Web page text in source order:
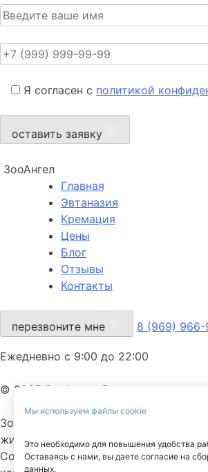
Я согласен с политикой
оставить заявку
Мы используем файлы cookie
Это необходимо для повышения удобства
Оставаясь с нами, вы даете согласие на
данных.
ЗооАнгел
Главная
Эвтаназия
Кремация
Цены
Блог
Отзывы
Контакты
перезвоните мне 8 (969) 966-
Ежедневно с 9:00 до 22:00
© 2025 ЗооАнгел. Все права
ЗооАнгел — ритуальная служба для
животных.
Сопровождаем с заботой,